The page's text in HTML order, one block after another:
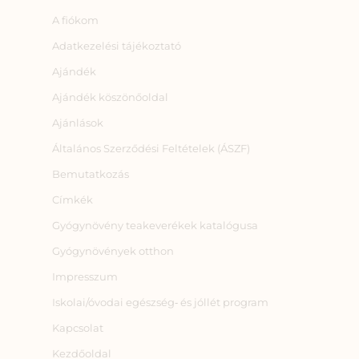
A fiókom
Adatkezelési tájékoztató
Ajándék
Ajándék köszönőoldal
Ajánlások
Általános Szerződési Feltételek (ÁSZF)
Bemutatkozás
Címkék
Gyógynövény teakeverékek katalógusa
Gyógynövények otthon
Impresszum
Iskolai/óvodai egészség‑ és jóllét program
Kapcsolat
Kezdőoldal